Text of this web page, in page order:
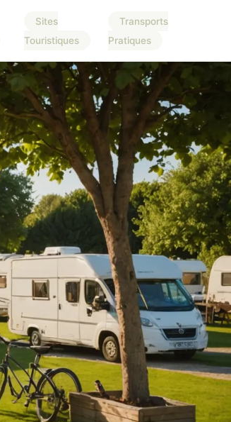
Sites
Touristiques
Transports
Pratiques